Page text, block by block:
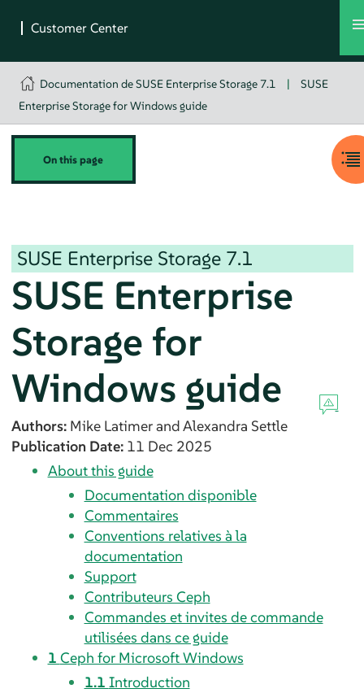
Documentation de SUSE Enterprise Storage 7.1 |
SUSE
Enterprise Storage for Windows guide
On this page
SUSE Enterprise Storage 7.1
SUSE Enterprise
Storage for
Windows guide
Authors: Mike LatimerandAlexandra Settle
Publication Date: 11 Dec 2025
About this guide
Documentation disponible
Commentaires
Conventions relatives à la
documentation
Support
Contributeurs Ceph
Commandes et invites de commande
utilisées dans ce guide
1 Ceph for Microsoft Windows
1.1 Introduction